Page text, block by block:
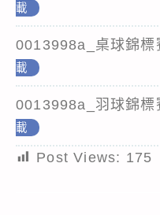
載
0013998a_桌球錦標
載
0013998a_羽球錦標
載
Post Views: 175